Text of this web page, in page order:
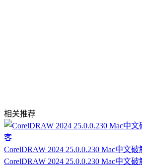
相关推荐
CorelDRAW 2024 25.0.0.230 Mac中文破
CorelDRAW 2024 25.0.0.230 Mac中文破